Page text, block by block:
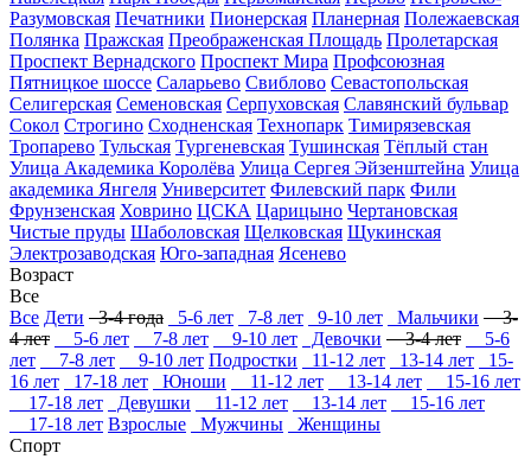
Разумовская Печатники Пионерская Планерная Полежаевская
Полянка Пражская Преображенская Площадь Пролетарская
Проспект Вернадского Проспект Мира Профсоюзная
Пятницкое шоссе Саларьево Свиблово Севастопольская
Селигерская Семеновская Серпуховская Славянский бульвар
Сокол Строгино Сходненская Технопарк Тимирязевская
Тропарево Тульская Тургеневская Тушинская Тёплый стан
Улица Академика Королёва Улица Сергея Эйзенштейна Улица
академика Янгеля Университет Филевский парк Фили
Фрунзенская Ховрино ЦСКА Царицыно Чертановская
Чистые пруды Шаболовская Щелковская Щукинская
Электрозаводская Юго-западная Ясенево
Возраст
Все
Все Дети 3-4 года 5-6 лет 7-8 лет 9-10 лет Мальчики 3-
4 лет
5-6 лет 7-8 лет 9-10 лет Девочки 3-4 лет
5-6
лет
7-8 лет 9-10 лет Подростки 11-12 лет 13-14 лет
15-
16 лет
17-18 лет Юноши 11-12 лет 13-14 лет
15-16 лет
17-18 лет
Девушки 11-12 лет 13-14 лет
15-16 лет
17-18 лет Взрослые Мужчины
Женщины
Спорт